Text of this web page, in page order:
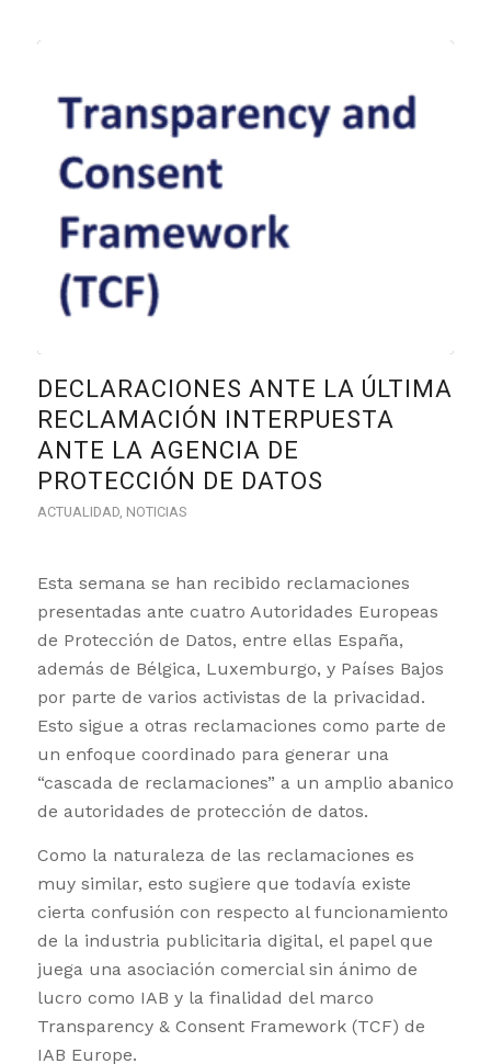
DECLARACIONES ANTE LA ÚLTIMA
RECLAMACIÓN INTERPUESTA
ANTE LA AGENCIA DE
PROTECCIÓN DE DATOS
ACTUALIDAD, NOTICIAS
Esta semana se han recibido reclamaciones
presentadas ante cuatro Autoridades Europeas
de Protección de Datos, entre ellas España,
además de Bélgica, Luxemburgo, y Países Bajos
por parte de varios activistas de la privacidad.
Esto sigue a otras reclamaciones como parte de
un enfoque coordinado para generar una
“cascada de reclamaciones” a un amplio abanico
de autoridades de protección de datos.
Como la naturaleza de las reclamaciones es
muy similar, esto sugiere que todavía existe
cierta confusión con respecto al funcionamiento
de la industria publicitaria digital, el papel que
juega una asociación comercial sin ánimo de
lucro como IAB y la finalidad del marco
Transparency & Consent Framework (TCF) de
IAB Europe.